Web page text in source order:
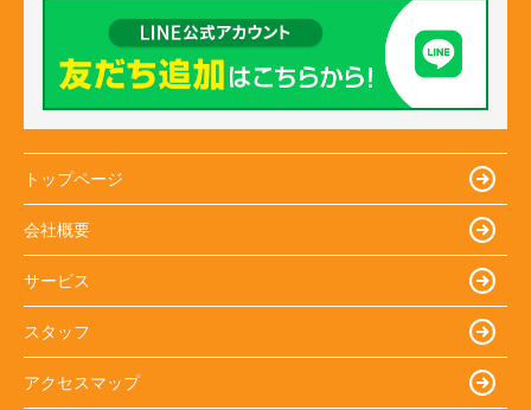
トップページ
会社概要
サービス
スタッフ
アクセスマップ